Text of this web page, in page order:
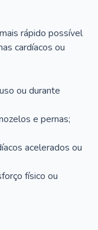
rápido possível
cardíacos ou
ou durante
e pernas;
acelerados ou
físico ou